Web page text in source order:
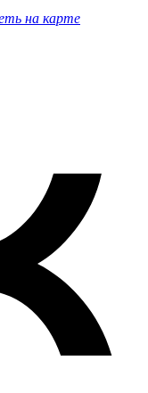
на карте